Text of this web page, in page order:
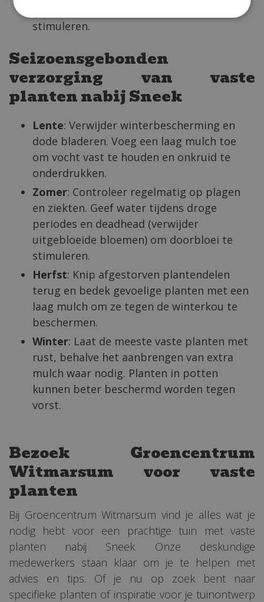
stimuleren.
Seizoensgebonden
verzorging van vaste
planten nabij Sneek
Lente: Verwijder winterbescherming en
dode bladeren. Voeg een laag mulch toe
om vocht vast te houden en onkruid te
onderdrukken.
Zomer: Controleer regelmatig op plagen
en ziekten. Geef water tijdens droge
periodes en deadhead (verwijder
uitgebloeide bloemen) om doorbloei te
stimuleren.
Herfst: Knip afgestorven plantendelen
terug en bedek gevoelige planten met een
laag mulch om ze tegen de winterkou te
beschermen.
Winter: Laat de meeste vaste planten met
rust, behalve het aanbrengen van extra
mulch waar nodig. Planten in potten
kunnen beter beschermd worden tegen
vorst.
Bezoek Groencentrum
Witmarsum voor vaste
planten
Bij Groencentrum Witmarsum vind je alles wat je
nodig hebt voor een prachtige tuin met vaste
planten nabij Sneek. Onze deskundige
medewerkers staan klaar om je te helpen met
advies en tips. Of je nu op zoek bent naar
specifieke planten of inspiratie voor je tuinontwerp